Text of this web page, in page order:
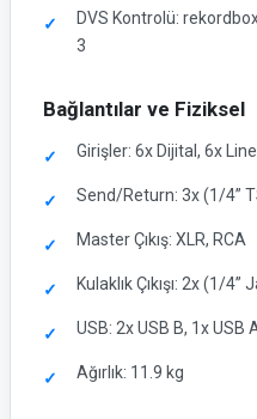
DVS Kontrolü:
3
Bağlantılar ve Fiziksel
Girişler: 6x Dijital, 6x
Send/Return: 3x (1/4”
Master Çıkış: XLR, RCA
Kulaklık Çıkışı: 2x (1/
USB: 2x USB B, 1x USB
Ağırlık: 11.9 kg